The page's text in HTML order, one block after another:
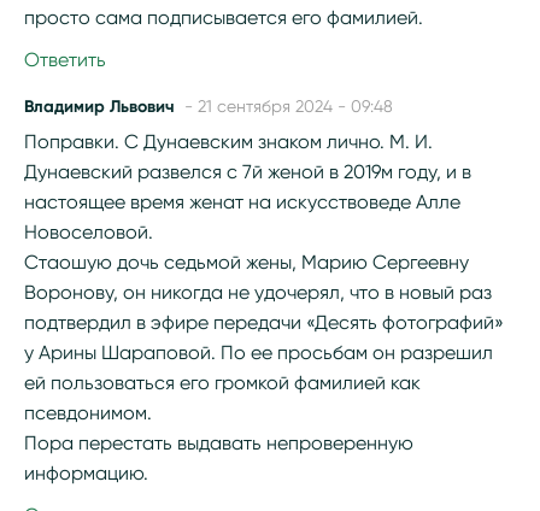
просто сама подписывается его фамилией.
Ответить
Владимир Львович - 21 сентября 2024 - 09:48
Поправки. С Дунаевским знаком лично. М. И.
Дунаевский развелся с 7й женой в 2019м году, и в
настоящее время женат на искусствоведе Алле
Новоселовой.
Стаошую дочь седьмой жены, Марию Сергеевну
Воронову, он никогда не удочерял, что в новый раз
подтвердил в эфире передачи «Десять фотографий»
у Арины Шараповой. По ее просьбам он разрешил
ей пользоваться его громкой фамилией как
псевдонимом.
Пора перестать выдавать непроверенную
информацию.